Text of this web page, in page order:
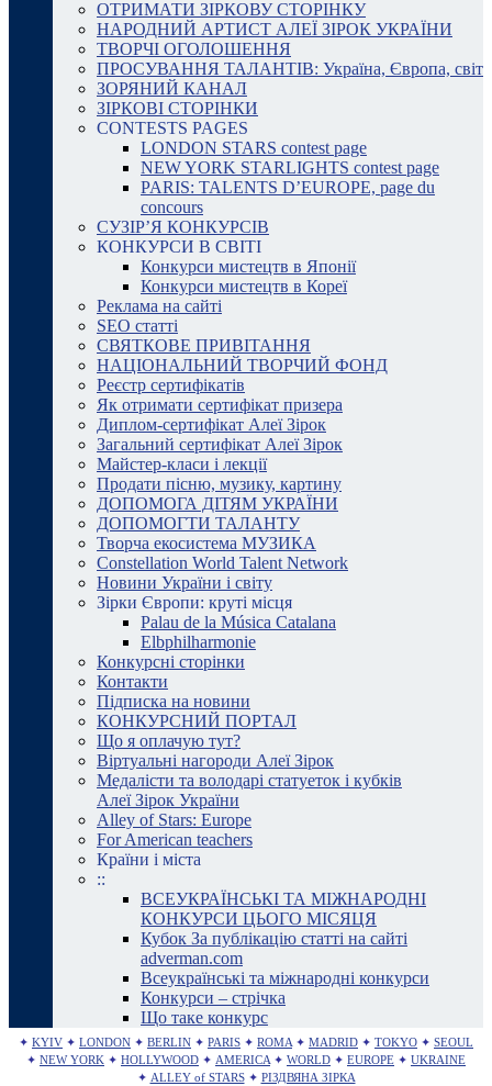
ОТРИМАТИ ЗІРКОВУ СТОРІНКУ
НАРОДНИЙ АРТИСТ АЛЕЇ ЗІРОК УКРАЇНИ
ТВОРЧІ ОГОЛОШЕННЯ
ПРОСУВАННЯ ТАЛАНТІВ: Україна, Європа, світ
ЗОРЯНИЙ КАНАЛ
ЗІРКОВІ СТОРІНКИ
CONTESTS PAGES
LONDON STARS contest page
NEW YORK STARLIGHTS contest page
PARIS: TALENTS D’EUROPE, page du
concours
СУЗІР’Я КОНКУРСІВ
КОНКУРСИ В СВІТІ
Конкурси мистецтв в Японії
Конкурси мистецтв в Кореї
Реклама на сайті
SEO статті
СВЯТКОВЕ ПРИВІТАННЯ
НАЦІОНАЛЬНИЙ ТВОРЧИЙ ФОНД
Реєстр сертифікатів
Як отримати сертифікат призера
Диплом-сертифікат Алеї Зірок
Загальний сертифікат Алеї Зірок
Майстер-класи і лекції
Продати пісню, музику, картину
ДОПОМОГА ДІТЯМ УКРАЇНИ
ДОПОМОГТИ ТАЛАНТУ
Творча екосистема МУЗИКА
Constellation World Talent Network
Новини України і світу
Зірки Європи: круті місця
Palau de la Música Catalana
Elbphilharmonie
Конкурсні сторінки
Контакти
Підписка на новини
КОНКУРСНИЙ ПОРТАЛ
Що я оплачую тут?
Віртуальні нагороди Алеї Зірок
Медалісти та володарі статуеток і кубків
Алеї Зірок України
Alley of Stars: Europe
For American teachers
Країни і міста
::
ВСЕУКРАЇНСЬКІ ТА МІЖНАРОДНІ
КОНКУРСИ ЦЬОГО МІСЯЦЯ
Кубок За публікацію статті на сайті
adverman.com
Всеукраїнські та міжнародні конкурси
Конкурси – стрічка
Що таке конкурс
✦ KYIV ✦ LONDON ✦ BERLIN ✦ PARIS ✦ ROMA ✦ MADRID ✦ TOKYO ✦ SEOUL
✦ NEW YORK ✦ HOLLYWOOD ✦ AMERICA ✦ WORLD ✦ EUROPE ✦ UKRAINE
✦ ALLEY of STARS ✦ РІЗДВЯНА ЗІРКА